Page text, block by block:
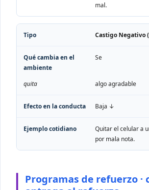
mal.
Castigo Negativo
Se
quita algo agradable
Baja ↓
Quitar el celular a
por mala nota.
Programas de refuerzo ·